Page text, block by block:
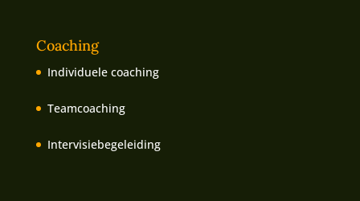
Coaching
Individuele coaching
Teamcoaching
Intervisiebegeleiding